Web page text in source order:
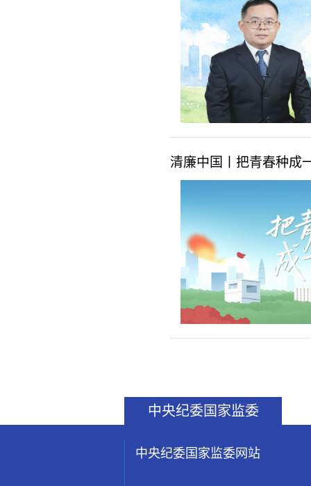
清廉中国丨把青春种成
中央纪委国家监委
中央纪委国家监委网站